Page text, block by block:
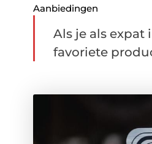
Aanbiedingen
Als je als
favoriete